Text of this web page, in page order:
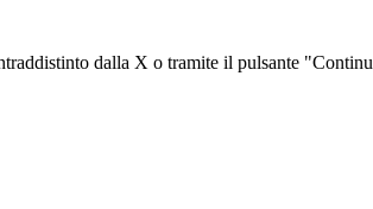
dalla X o tramite il pulsante